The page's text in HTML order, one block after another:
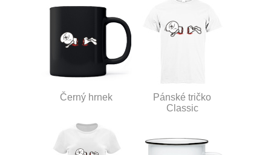
Černý hrnek
Pánské tričko
Classic